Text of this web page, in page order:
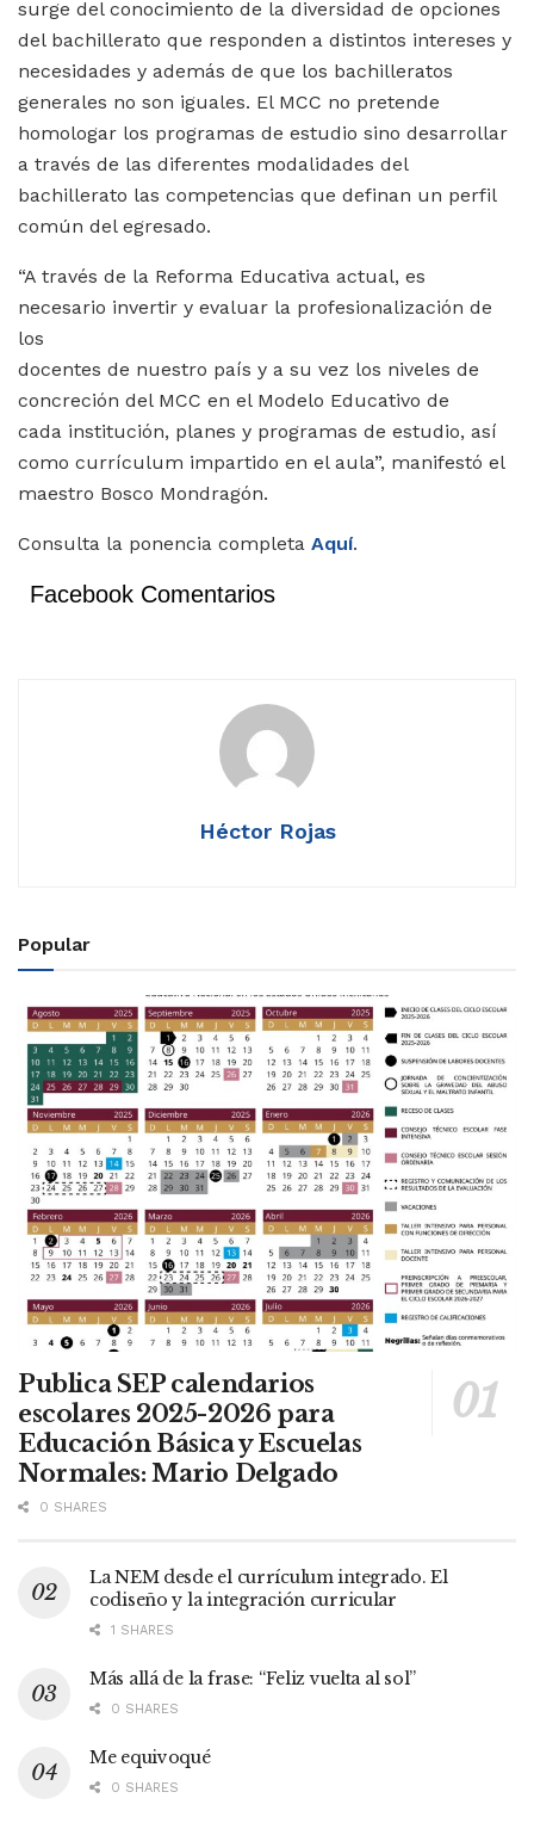
surge del conocimiento de la diversidad de opciones
del bachillerato que responden a distintos intereses y
necesidades y además de que los bachilleratos
generales no son iguales. El MCC no pretende
homologar los programas de estudio sino desarrollar
a través de las diferentes modalidades del
bachillerato las competencias que definan un perfil
común del egresado.
“A través de la Reforma Educativa actual, es
necesario invertir y evaluar la profesionalización de
los
docentes de nuestro país y a su vez los niveles de
concreción del MCC en el Modelo Educativo de
cada institución, planes y programas de estudio, así
como currículum impartido en el aula”, manifestó el
maestro Bosco Mondragón.
Consulta la ponencia completa Aquí.
Facebook Comentarios
Héctor Rojas
Popular
Publica SEP calendarios
escolares 2025-2026 para
Educación Básica y Escuelas
Normales: Mario Delgado
0 SHARES
La NEM desde el currículum integrado. El
codiseño y la integración curricular
1 SHARES
Más allá de la frase: “Feliz vuelta al sol”
0 SHARES
Me equivoqué
0 SHARES